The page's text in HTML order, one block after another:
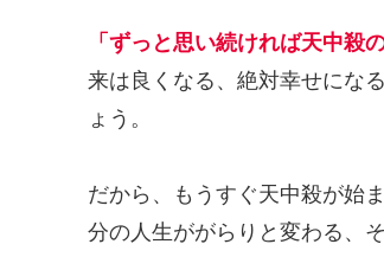
「ずっと思い続ければ天中殺
来は良くなる、絶対幸せにな
ょう。
だから、もうすぐ天中殺が始
分の人生ががらりと変わる、